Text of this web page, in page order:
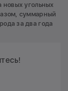
новых угольных
суммарный
за два года